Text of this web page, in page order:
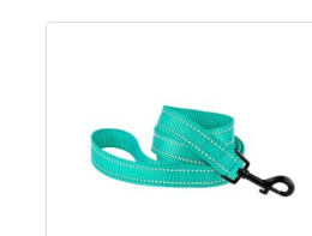
Материал